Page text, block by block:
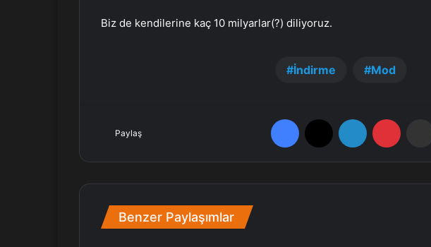
Biz de kendilerine kaç 10 milyarlar(?) diliyoruz.
İndirme Mod
Paylaş
Benzer Paylaşımlar